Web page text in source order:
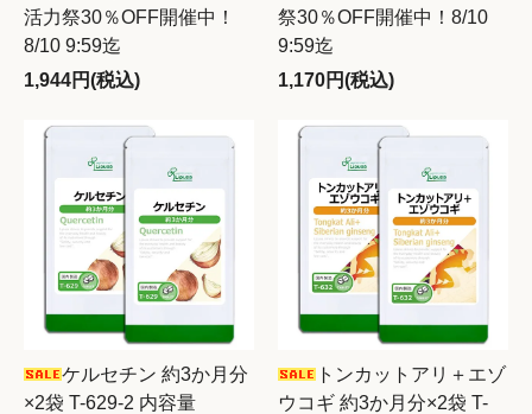
活力祭30％OFF開催中！
8/10 9:59迄
1,944円(税込)
祭30％OFF開催中！8/10
9:59迄
1,170円(税込)
ケルセチン 約3か月分
×2袋 T-629-2 内容量
トンカットアリ＋エゾ
ウコギ 約3か月分×2袋 T-